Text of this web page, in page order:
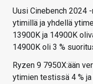
Uusi Cinebench 2024
ytimillä ja yhdellä
13900K ja 14900K
14900K oli 3 %
Ryzen 9 7950X:ään
ytimien testissä 4 %